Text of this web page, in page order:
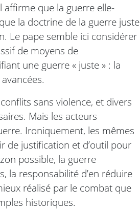
affirme que la guerre elle-
la doctrine de la guerre juste
Le pape semble ici considérer
de moyens de
une guerre « juste » : la
sans violence, et divers
Mais les acteurs
Ironiquement, les mêmes
de justification et d’outil pour
possible, la guerre
la responsabilité d’en réduire
réalisé par le combat que
historiques.